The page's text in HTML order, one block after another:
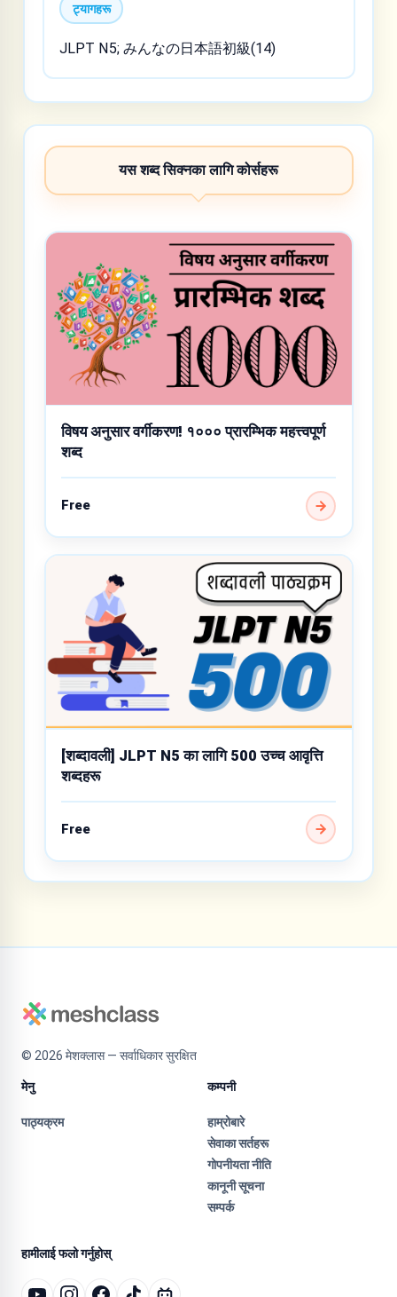
ट्यागहरू
JLPT N5; みんなの日本語初級(14)
यस शब्द सिक्नका लागि कोर्सहरू
विषय अनुसार वर्गीकरण! १००० प्रारम्भिक महत्त्वपूर्ण
शब्द
Free
[शब्दावली] JLPT N5 का लागि 500 उच्च आवृत्ति
शब्दहरू
Free
© 2026 मेशक्लास — सर्वाधिकार सुरक्षित
मेनु
पाठ्यक्रम
कम्पनी
हाम्रोबारे
सेवाका सर्तहरू
गोपनीयता नीति
कानूनी सूचना
सम्पर्क
हामीलाई फलो गर्नुहोस्